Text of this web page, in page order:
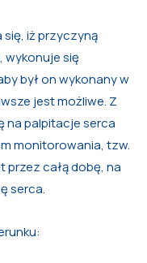
iż przyczyną
wykonuje się
był on wykonany w
jest możliwe. Z
na palpitacje serca
monitorowania, tzw.
przez całą dobę, na
serca.